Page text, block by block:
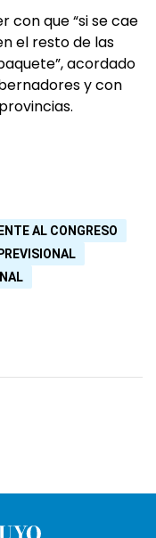
con que “si se cae
el resto de las
acordado
y con
AL CONGRESO